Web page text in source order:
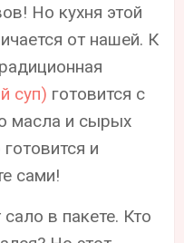
Но кухня этой
от нашей. К
суп) готовится с
масла и сырых
и
сами!
в пакете. Кто